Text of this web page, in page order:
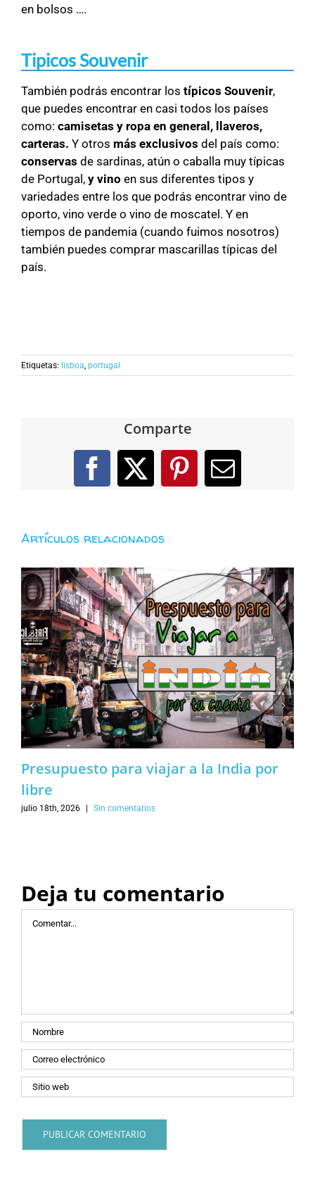
en bolsos ….
Tipicos Souvenir
También podrás encontrar los típicos Souvenir,
que puedes encontrar en casi todos los países
como: camisetas y ropa en general,
llaveros,
carteras. Y otros más exclusivos del país como:
conservas de sardinas, atún o caballa muy típicas
de Portugal, y vino en sus diferentes tipos y
variedades entre los que podrás encontrar vino de
oporto, vino verde o vino de moscatel. Y en
tiempos de pandemia (cuando fuimos nosotros)
también puedes comprar mascarillas típicas del
país.
Etiquetas: lisboa, portugal
Comparte
Facebook
X PinterestCorreo
Artículos relacionados
Presupuesto para viajar a la India por
libre
julio 18th, 2026 Sin comentarios
Deja tu comentario